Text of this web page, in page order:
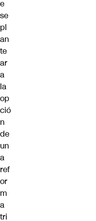
e
se
pl
an
te
ar
a
la
op
ció
n
de
un
a
ref
or
m
a
tri